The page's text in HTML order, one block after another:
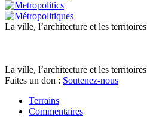
La ville, l’architecture et les territoires
La ville, l’architecture et les territoires
Faites un don : Soutenez-nous
Terrains
Commentaires